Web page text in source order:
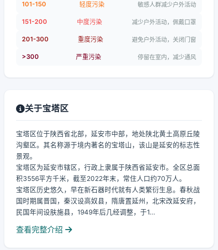
101-150 轻度污染 敏感人群减少户外活动
151-200 中度污染 减少户外活动，佩戴口罩
201-300 重度污染 避免户外活动，关闭门窗
>300 严重污染 停留在室内，减少通风
关于宝塔区
宝塔区位于陕西省北部，延安市中部，地处陕北黄土高原丘陵
沟壑区。其名称源于境内著名的宝塔山，该山是延安的标志性
景观。
宝塔区为延安市辖区，行政上隶属于陕西省延安市。全区总面
积3556平方千米，截至2022年末，常住人口约70万人。
宝塔区历史悠久，早在新石器时代就有人类繁衍生息。春秋战
国时期属晋国，秦汉设高奴县，隋唐置延州，北宋改延安府，
民国年间设肤施县，1949年后几经调整，于1...
查看完整介绍